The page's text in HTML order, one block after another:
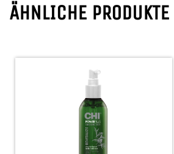
ÄHNLICHE PRODUKTE